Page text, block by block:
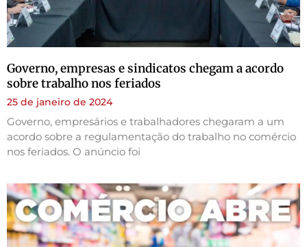
Governo, empresas e sindicatos chegam a acordo
sobre trabalho nos feriados
25 de janeiro de 2024
Governo, empresários e trabalhadores chegaram a um
acordo sobre a regulamentação do trabalho no comércio
nos feriados. O anúncio foi